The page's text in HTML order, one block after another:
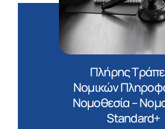
Πλήρης
Νομικών
Νομοθεσία –
Standard+